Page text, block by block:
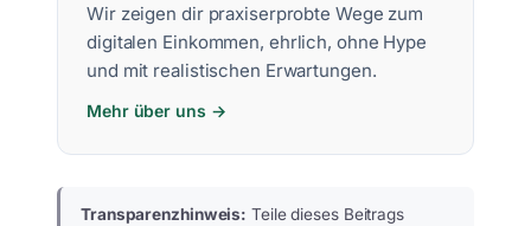
Wir zeigen dir praxiserprobte Wege zum
digitalen Einkommen, ehrlich, ohne Hype
und mit realistischen Erwartungen.
Mehr über uns →
Transparenzhinweis: Teile dieses Beitrags